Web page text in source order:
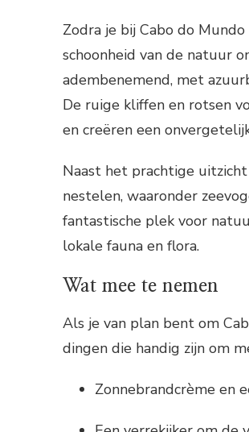
Zodra je bij Cabo do
schoonheid van de natuur
adembenemend, met
De ruige kliffen en rotsen
en creëren een
Naast het prachtige
nestelen, waaronder
fantastische plek voor
lokale fauna en flora.
Wat mee te nemen
Als je van plan bent om
dingen die handig zijn om
Zonnebrandcrème en